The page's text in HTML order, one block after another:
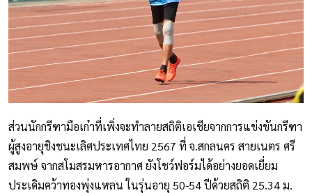
ส่วนนักกรีฑามือเก๋าที่เพิ่งจะทำลายสถิติเอเชียจากการแข่งขันกรีฑา
ผู้สูงอายุชิงชนะเลิศประเทศไทย 2567 ที่ จ.สกลนคร สายเนตร ศรี
สมพษ์ จากสโมสรมหารอากาศ ยังโชว์ฟอร์มได้อย่างยอดเยี่ยม
ประเดิมคว้าทองพุ่งแหลน ในรุ่นอายุ 50-54 ปีด้วยสถิติ 25.34 ม.